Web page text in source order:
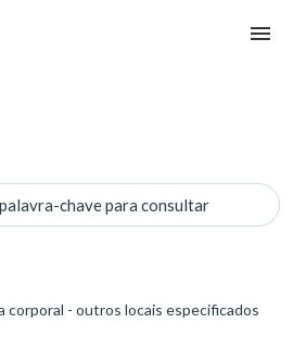
chave para consultar
corporal - outros locais especificados